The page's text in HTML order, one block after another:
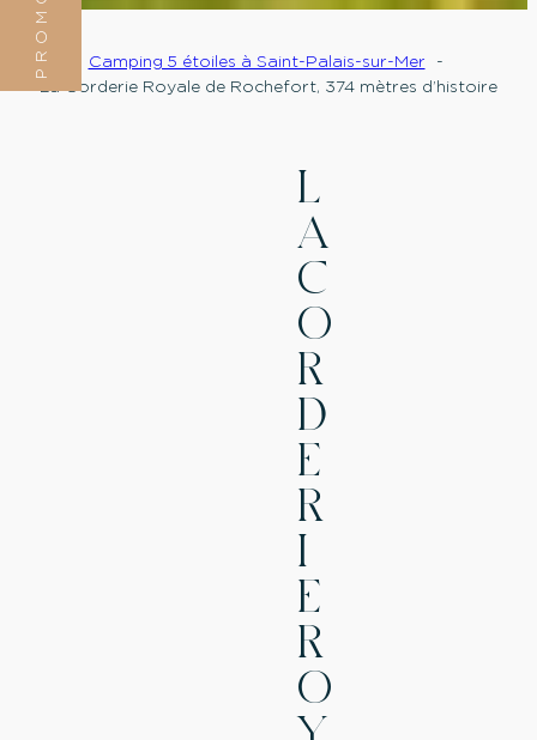
Camping 5 étoiles à Saint-Palais-sur-Mer
La Corderie Royale de Rochefort, 374 mètres d’histoire
L
A
C
O
R
D
E
R
I
E
R
O